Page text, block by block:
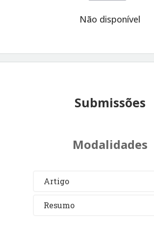
Não disponível
Submissões
Modalidades
Artigo
Resumo